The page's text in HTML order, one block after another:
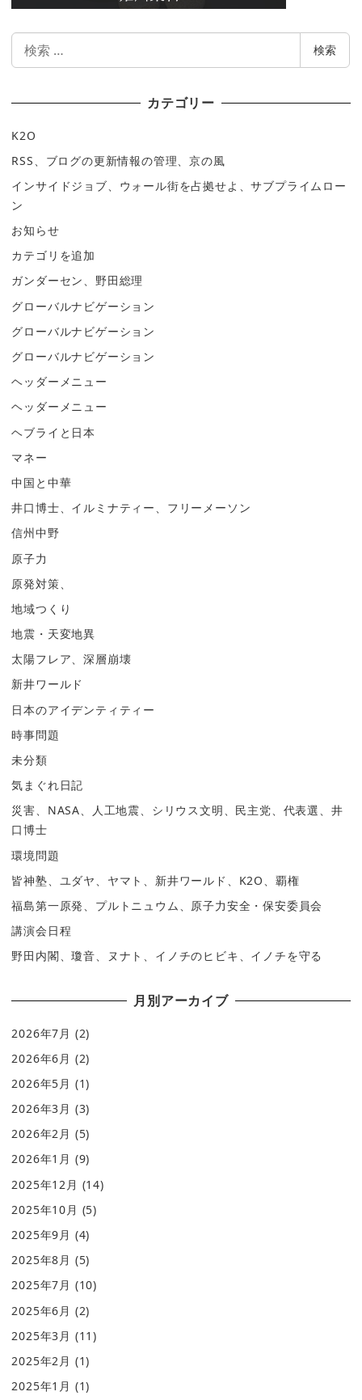
検
検索
カテゴリー
K2O
RSS、ブログの更新情報の管理、京の風
インサイドジョブ、ウォール街を占拠せよ、サブプライムロー
ン
お知らせ
カテゴリを追加
ガンダーセン、野田総理
グローバルナビゲーション
グローバルナビゲーション
グローバルナビゲーション
ヘッダーメニュー
ヘッダーメニュー
ヘブライと日本
マネー
中国と中華
井口博士、イルミナティー、フリーメーソン
信州中野
原子力
原発対策、
地域つくり
地震・天変地異
太陽フレア、深層崩壊
新井ワールド
日本のアイデンティティー
時事問題
未分類
気まぐれ日記
災害、NASA、人工地震、シリウス文明、民主党、代表選、井
口博士
環境問題
皆神塾、ユダヤ、ヤマト、新井ワールド、K2O、覇権
福島第一原発、プルトニュウム、原子力安全・保安委員会
講演会日程
野田内閣、瓊音、ヌナト、イノチのヒビキ、イノチを守る
月別アーカイブ
2026年7月 (2)
2026年6月 (2)
2026年5月 (1)
2026年3月 (3)
2026年2月 (5)
2026年1月 (9)
2025年12月 (14)
2025年10月 (5)
2025年9月 (4)
2025年8月 (5)
2025年7月 (10)
2025年6月 (2)
2025年3月 (11)
2025年2月 (1)
2025年1月 (1)